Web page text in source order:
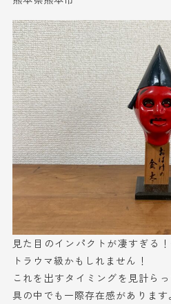
見た目のインパクトが凄すぎる
トラウマ級かもしれません！
これを出すタイミングを見計ら
具の中でも一際存在感があります。